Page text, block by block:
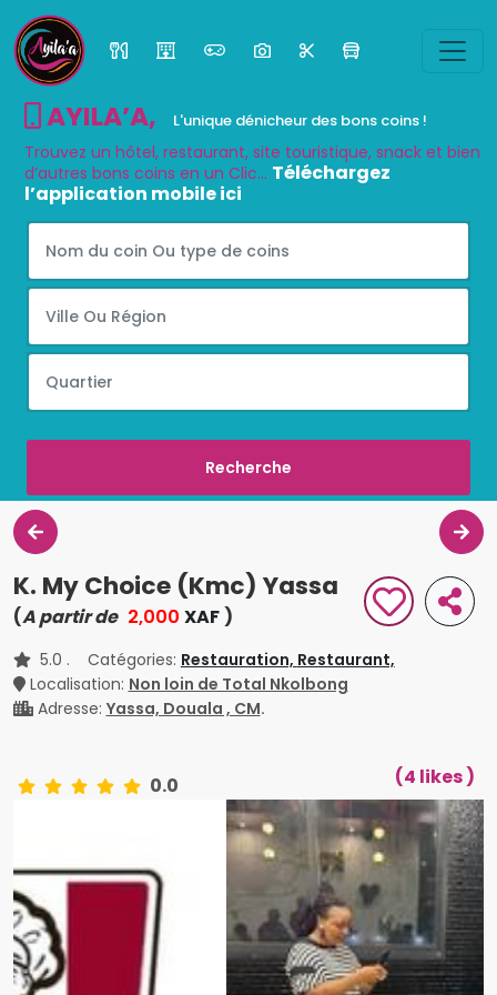
AYILA’A, L'unique dénicheur des bons coins !
Trouvez un hôtel, restaurant, site touristique, snack et bien
d’autres bons coins en un Clic... Téléchargez
l’application mobile ici
K. My Choice (Kmc) Yassa
(A partir de 2,000 XAF )
5.0 . Catégories: Restauration, Restaurant,
Localisation: Non loin de Total Nkolbong
Adresse: Yassa, Douala , CM.
0.0 (4 likes )